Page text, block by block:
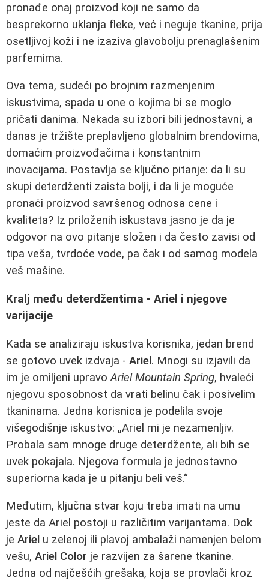
pronađe onaj proizvod koji ne samo da
besprekorno uklanja fleke, već i neguje tkanine, prija
osetljivoj koži i ne izaziva glavobolju prenaglašenim
parfemima.
Ova tema, sudeći po brojnim razmenjenim
iskustvima, spada u one o kojima bi se moglo
pričati danima. Nekada su izbori bili jednostavni, a
danas je tržište preplavljeno globalnim brendovima,
domaćim proizvođačima i konstantnim
inovacijama. Postavlja se ključno pitanje: da li su
skupi deterdženti zaista bolji, i da li je moguće
pronaći proizvod savršenog odnosa cene i
kvaliteta? Iz priloženih iskustava jasno je da je
odgovor na ovo pitanje složen i da često zavisi od
tipa veša, tvrdoće vode, pa čak i od samog modela
veš mašine.
Kralj među deterdžentima - Ariel i njegove
varijacije
Kada se analiziraju iskustva korisnika, jedan brend
se gotovo uvek izdvaja - Ariel. Mnogi su izjavili da
im je omiljeni upravoAriel Mountain Spring, hvaleći
njegovu sposobnost da vrati belinu čak i posivelim
tkaninama. Jedna korisnica je podelila svoje
višegodišnje iskustvo: „Ariel mi je nezamenljiv.
Probala sam mnoge druge deterdžente, ali bih se
uvek pokajala. Njegova formula je jednostavno
superiorna kada je u pitanju beli veš.“
Međutim, ključna stvar koju treba imati na umu
jeste da Ariel postoji u različitim varijantama. Dok
je Ariel u zelenoj ili plavoj ambalaži namenjen belom
vešu, Ariel Color je razvijen za šarene tkanine.
Jedna od najčešćih grešaka, koja se provlači kroz